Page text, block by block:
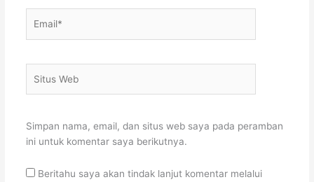
Web
Simpan nama, email, dan situs web saya pada peramban
ini untuk komentar saya berikutnya.
Beritahu saya akan tindak lanjut komentar melalui